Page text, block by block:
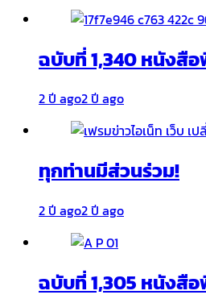
ฉบับที่ 1,340 หนังสื
2 ปี ago2 ปี ago
ทุกท่านมีส่วนร่วม!
2 ปี ago2 ปี ago
ฉบับที่ 1,305 หนังสื